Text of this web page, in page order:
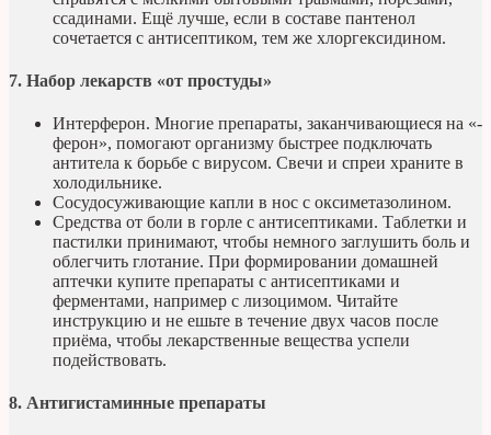
ссадинами. Ещё лучше, если в составе пантенол
сочетается с антисептиком, тем же хлоргексидином.
7. Набор лекарств «от простуды»
Интерферон. Многие препараты, заканчивающиеся на «-
ферон», помогают организму быстрее подключать
антитела к борьбе с вирусом. Свечи и спреи храните в
холодильнике.
Сосудосуживающие капли в нос с оксиметазолином.
Средства от боли в горле с антисептиками. Таблетки и
пастилки принимают, чтобы немного заглушить боль и
облегчить глотание. При формировании домашней
аптечки купите препараты с антисептиками и
ферментами, например с лизоцимом. Читайте
инструкцию и не ешьте в течение двух часов после
приёма, чтобы лекарственные вещества успели
подействовать.
8. Антигистаминные препараты